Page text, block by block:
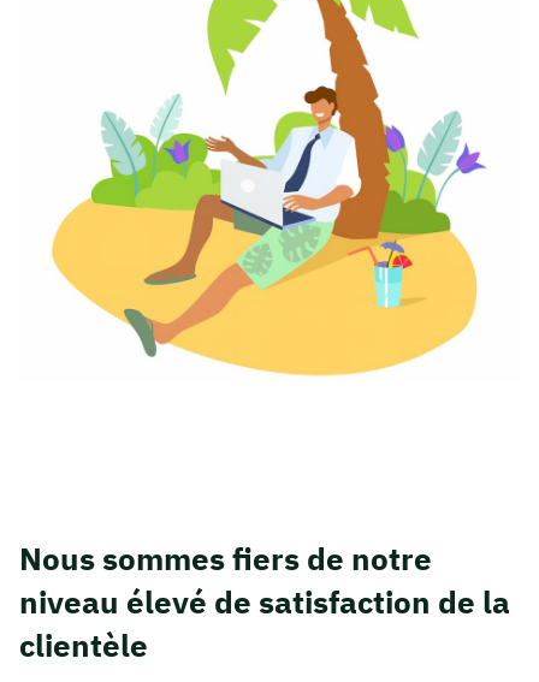
Nous sommes fiers de notre
niveau élevé de satisfaction de la
clientèle